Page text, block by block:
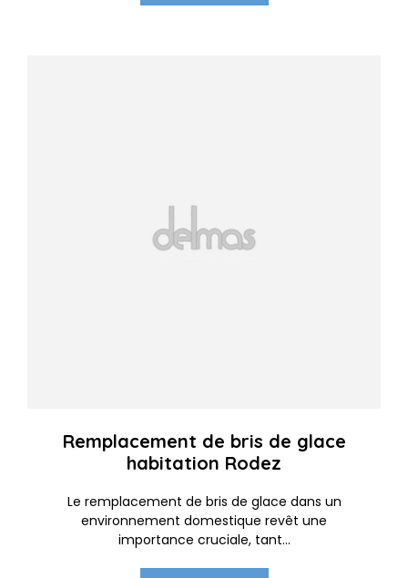
Remplacement de bris de glace
habitation Rodez
Le remplacement de bris de glace dans un
environnement domestique revêt une
importance cruciale, tant...